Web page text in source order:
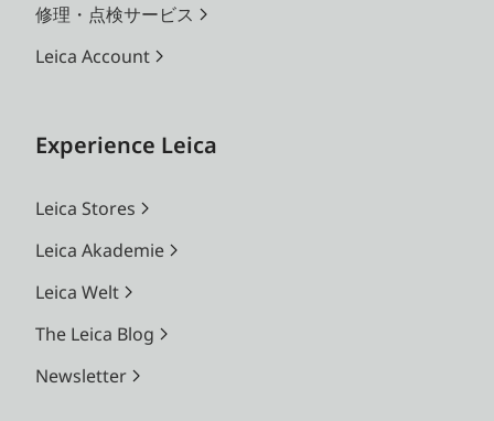
修理・点検サービス
Leica Account
Experience Leica
Leica Stores
Leica Akademie
Leica Welt
The Leica Blog
Newsletter